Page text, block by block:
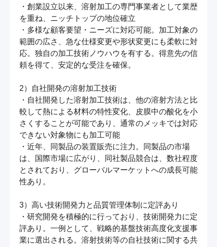
・創業設立以来、溶射加工の専門事業者として業歴
を重ね、ニッチトップの地位確立
・多様な顧客要望・ニーズに対応可能。加工対象の
範囲の広さ、急な仕様変更や形状変更にも柔軟に対
応。独自の加工技術ノウハウを有する。得意先の信
頼を得て、安定的な受注を確保。
2）自社開発の溶射加工技術
・自社開発した溶射加工技術は、他の溶射方法と比
較して熱による材料の特性変化、皮膜中の酸化を小
さくすることが可能であり、通常のメッキでは対応
できない対象物にも加工可能
・近年、同製品の装置販売に注力。同製品の市場
は、国際市場に広がり、同社製品競合は、数社程度
とされており、グローバルマーケットへの成長可能
性あり。
3）高い技術開発力と品質管理体制に定評あり
・研究開発を積極的に行っており、技術開発力に定
評あり。一例として、戦略的基盤技術高度化支援事
業に選出される。溶射技術等の自社技術に関する共